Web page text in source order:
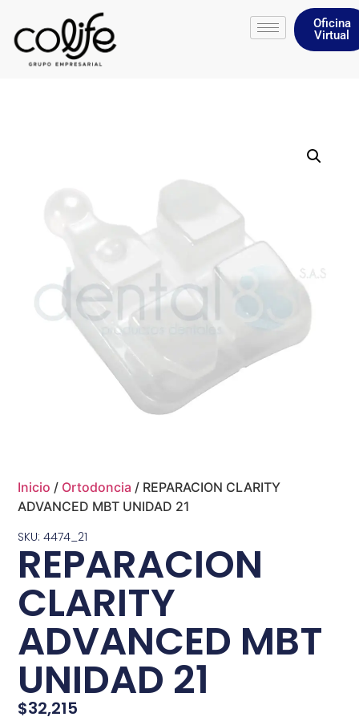
Oficina
Virtual
Inicio / Ortodoncia / REPARACION CLARITY
ADVANCED MBT UNIDAD 21
SKU: 4474_21
REPARACION
CLARITY
ADVANCED MBT
UNIDAD 21
$32,215